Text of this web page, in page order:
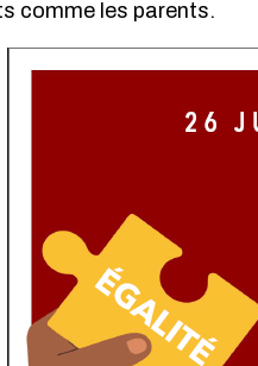
comme les parents.